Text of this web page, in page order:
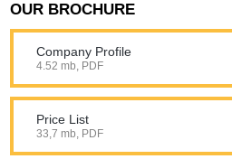
OUR BROCHURE
Company Profile
4.52 mb, PDF
Price List
33,7 mb, PDF